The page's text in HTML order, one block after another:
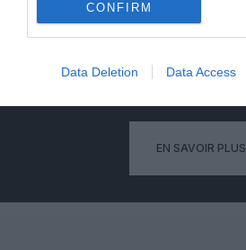
CONFIRM
Data Deletion Data Access
MASQUÉE
RÉSERVÉ
EN SAVOIR PLUS